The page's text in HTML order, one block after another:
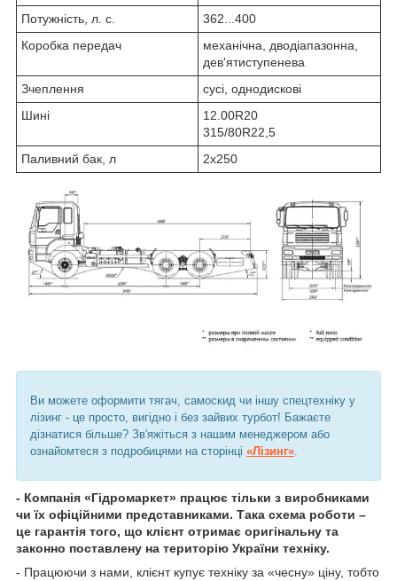
Потужність, л. с.
362...400
Коробка передач
механічна, дводіапазонна,
дев'ятиступенева
Зчеплення
сусі, однодискові
Шині
12.00R20
315/80R22,5
Паливний бак, л
2x250
Ви можете оформити тягач, самоскид чи іншу спецтехніку у
лізинг - це просто, вигідно і без зайвих турбот! Бажаєте
дізнатися більше? Зв'яжіться з нашим менеджером або
ознайомтеся з подробицями на сторінці «Лізинг».
- Компанія «Гідромаркет» працює тільки з виробниками
чи їх офіційними представниками. Така схема роботи –
це гарантія того, що клієнт отримає оригінальну та
законно поставлену на територію України техніку.
- Працюючи з нами, клієнт купує техніку за «чесну» ціну, тобто